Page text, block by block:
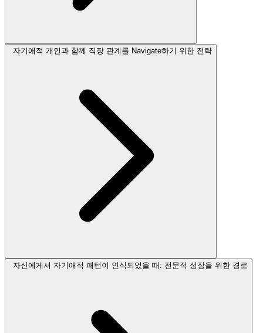
자기애적 개인과 함께 직장 관계를 Navigate하기 위한 전략
자신에게서 자기애적 패턴이 인식되었을 때: 전문적 성장을 위한 경로